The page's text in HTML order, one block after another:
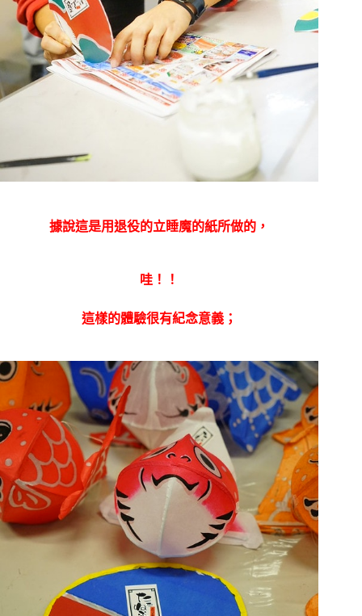
據說這是用退役的立睡魔的紙所做的，
哇！！
這樣的體驗很有紀念意義；